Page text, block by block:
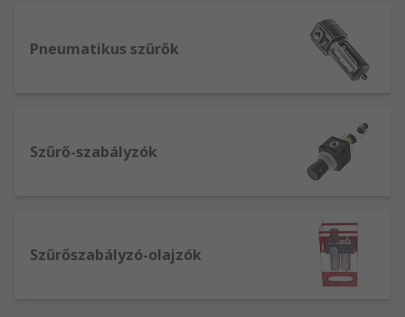
Pneumatikus szűrők
Szűrő-szabályzók
Szűrőszabályzó-olajzók